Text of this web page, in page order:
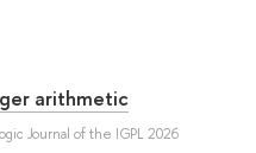
arithmetic
Journal of the IGPL 2026